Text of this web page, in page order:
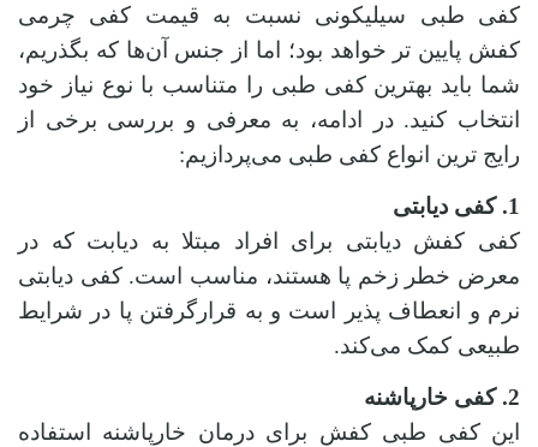
کفی طبی سیلیکونی نسبت به قیمت کفی چرمی
کفش پایین‌ تر خواهد بود؛ اما از جنس آن‌ها که بگذریم،
شما باید بهترین کفی طبی را متناسب با نوع نیاز خود
انتخاب کنید. در ادامه، به معرفی و بررسی برخی از
رایج‌ ترین انواع کفی طبی می‌پردازیم:
1. کفی دیابتی
کفی کفش دیابتی برای افراد مبتلا به دیابت که در
معرض خطر زخم پا هستند، مناسب است. کفی دیابتی
نرم و انعطاف‌ پذیر است و به قرارگرفتن پا در شرایط
طبیعی کمک می‌کند.
2. کفی خارپاشنه
این کفی طبی کفش برای درمان خارپاشنه استفاده